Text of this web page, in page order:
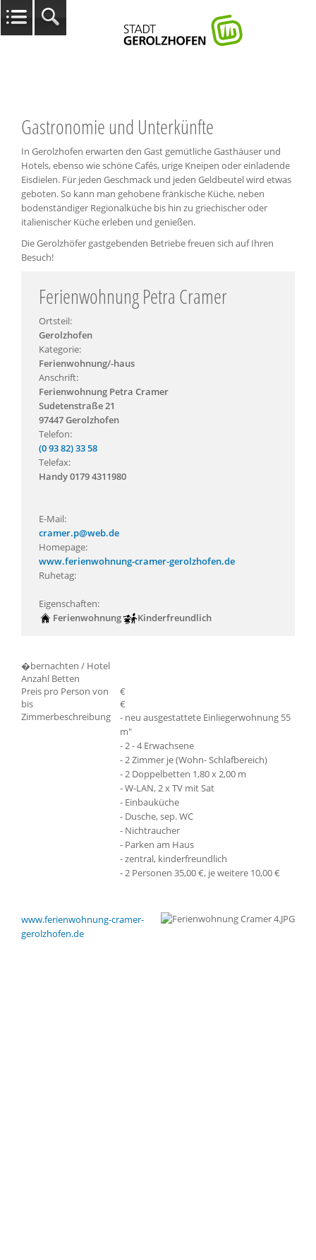
Gastronomie und Unterkünfte
In Gerolzhofen erwarten den Gast gemütliche Gasthäuser und
Hotels, ebenso wie schöne Cafés, urige Kneipen oder einladende
Eisdielen. Für jeden Geschmack und jeden Geldbeutel wird etwas
geboten. So kann man gehobene fränkische Küche, neben
bodenständiger Regionalküche bis hin zu griechischer oder
italienischer Küche erleben und genießen.
Die Gerolzhöfer gastgebenden Betriebe freuen sich auf Ihren
Besuch!
Ferienwohnung Petra Cramer
Ortsteil:
Gerolzhofen
Kategorie:
Ferienwohnung/-haus
Anschrift:
Ferienwohnung Petra Cramer
Sudetenstraße 21
97447 Gerolzhofen
Telefon:
(0 93 82) 33 58
Telefax:
Handy 0179 4311980
E-Mail:
cramer.p@web.de
Homepage:
www.ferienwohnung-cramer-gerolzhofen.de
Ruhetag:
Eigenschaften:
Ferienwohnung
Kinderfreundlich
�bernachten / Hotel
Anzahl Betten
Preis pro Person von
€
bis
€
Zimmerbeschreibung
- neu ausgestattete Einliegerwohnung 55
m"
- 2 - 4 Erwachsene
- 2 Zimmer je (Wohn- Schlafbereich)
- 2 Doppelbetten 1,80 x 2,00 m
- W-LAN, 2 x TV mit Sat
- Einbauküche
- Dusche, sep. WC
- Nichtraucher
- Parken am Haus
- zentral, kinderfreundlich
- 2 Personen 35,00 €, je weitere 10,00 €
www.ferienwohnung-cramer-
gerolzhofen.de